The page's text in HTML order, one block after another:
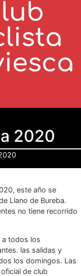
2020
este año se
Llano de Bureba.
no tiene recorrido
a todos los
las salidas y
los domingos. Las
de club